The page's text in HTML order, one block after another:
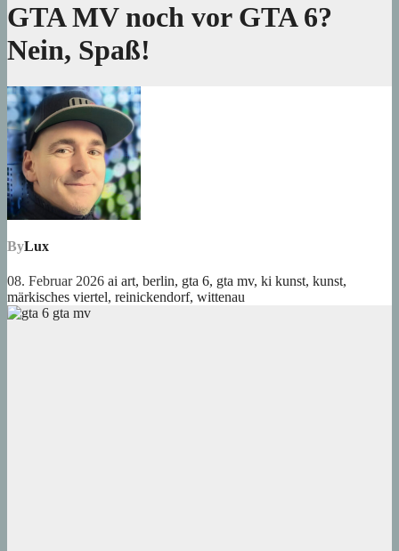
GTA MV noch vor GTA 6?
Nein, Spaß!
ByLux
08. Februar 2026 ai art, berlin, gta 6, gta mv, ki kunst, kunst,
märkisches viertel, reinickendorf, wittenau